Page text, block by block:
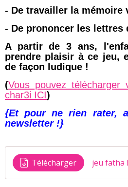
- De travailler la mémoire
- De prononcer les lettres
A partir de 3 ans,
prendre plaisir à ce jeu,
de façon ludique !
(Vous pouvez télécharger
char3i ICI)
{Et pour ne rien rater,
newsletter !}
Télécharger jeu fatha